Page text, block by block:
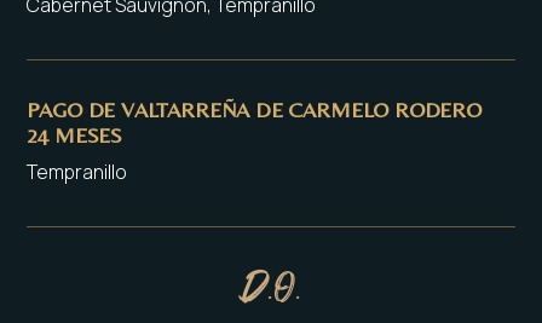
PAGO DE VALTARREÑA DE CARMELO RODERO
24 MESES
Tempranillo
D.O.